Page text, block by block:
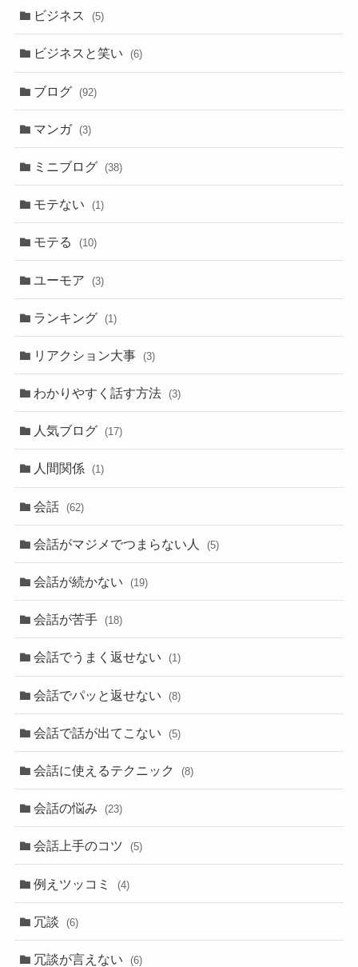
ビジネス (5)
ビジネスと笑い (6)
ブログ (92)
マンガ (3)
ミニブログ (38)
モテない (1)
モテる (10)
ユーモア (3)
ランキング (1)
リアクション大事 (3)
わかりやすく話す方法 (3)
人気ブログ (17)
人間関係 (1)
会話 (62)
会話がマジメでつまらない人 (5)
会話が続かない (19)
会話が苦手 (18)
会話でうまく返せない (1)
会話でパッと返せない (8)
会話で話が出てこない (5)
会話に使えるテクニック (8)
会話の悩み (23)
会話上手のコツ (5)
例えツッコミ (4)
冗談 (6)
冗談が言えない (6)